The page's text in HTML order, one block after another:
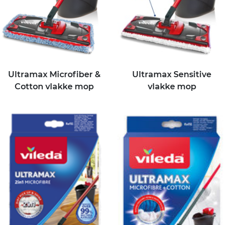
Ultramax Microfiber &
Cotton vlakke mop
Ultramax Sensitive
vlakke mop